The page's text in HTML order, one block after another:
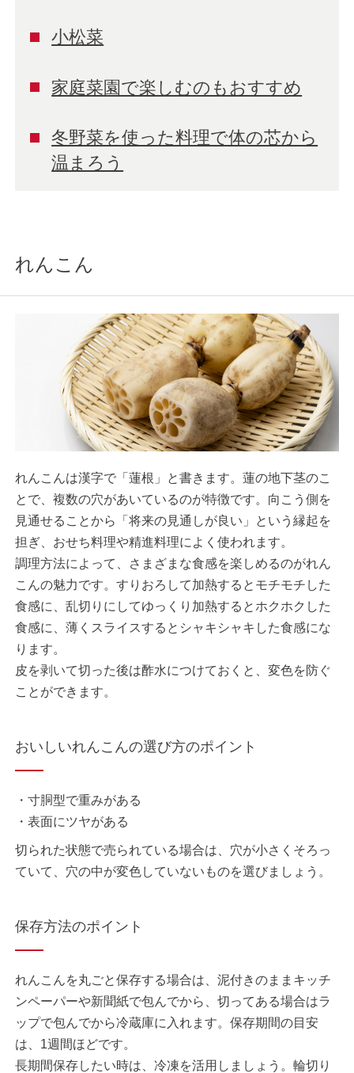
小松菜
家庭菜園で楽しむのもおすすめ
冬野菜を使った料理で体の芯から
温まろう
れんこん
れんこんは漢字で「蓮根」と書きます。蓮の地下茎のこ
とで、複数の穴があいているのが特徴です。向こう側を
見通せることから「将来の見通しが良い」という縁起を
担ぎ、おせち料理や精進料理によく使われます。
調理方法によって、さまざまな食感を楽しめるのがれん
こんの魅力です。すりおろして加熱するとモチモチした
食感に、乱切りにしてゆっくり加熱するとホクホクした
食感に、薄くスライスするとシャキシャキした食感にな
ります。
皮を剥いて切った後は酢水につけておくと、変色を防ぐ
ことができます。
おいしいれんこんの選び方のポイント
・寸胴型で重みがある
・表面にツヤがある
切られた状態で売られている場合は、穴が小さくそろっ
ていて、穴の中が変色していないものを選びましょう。
保存方法のポイント
れんこんを丸ごと保存する場合は、泥付きのままキッチ
ンペーパーや新聞紙で包んでから、切ってある場合はラ
ップで包んでから冷蔵庫に入れます。保存期間の目安
は、1週間ほどです。
長期間保存したい時は、冷凍を活用しましょう。輪切り